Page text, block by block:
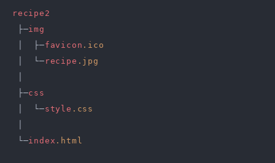
recipe2
├─img
│  ├─favicon .ico
│  └─ recipe .jpg
├─css
│  └─style .css
└─index .html